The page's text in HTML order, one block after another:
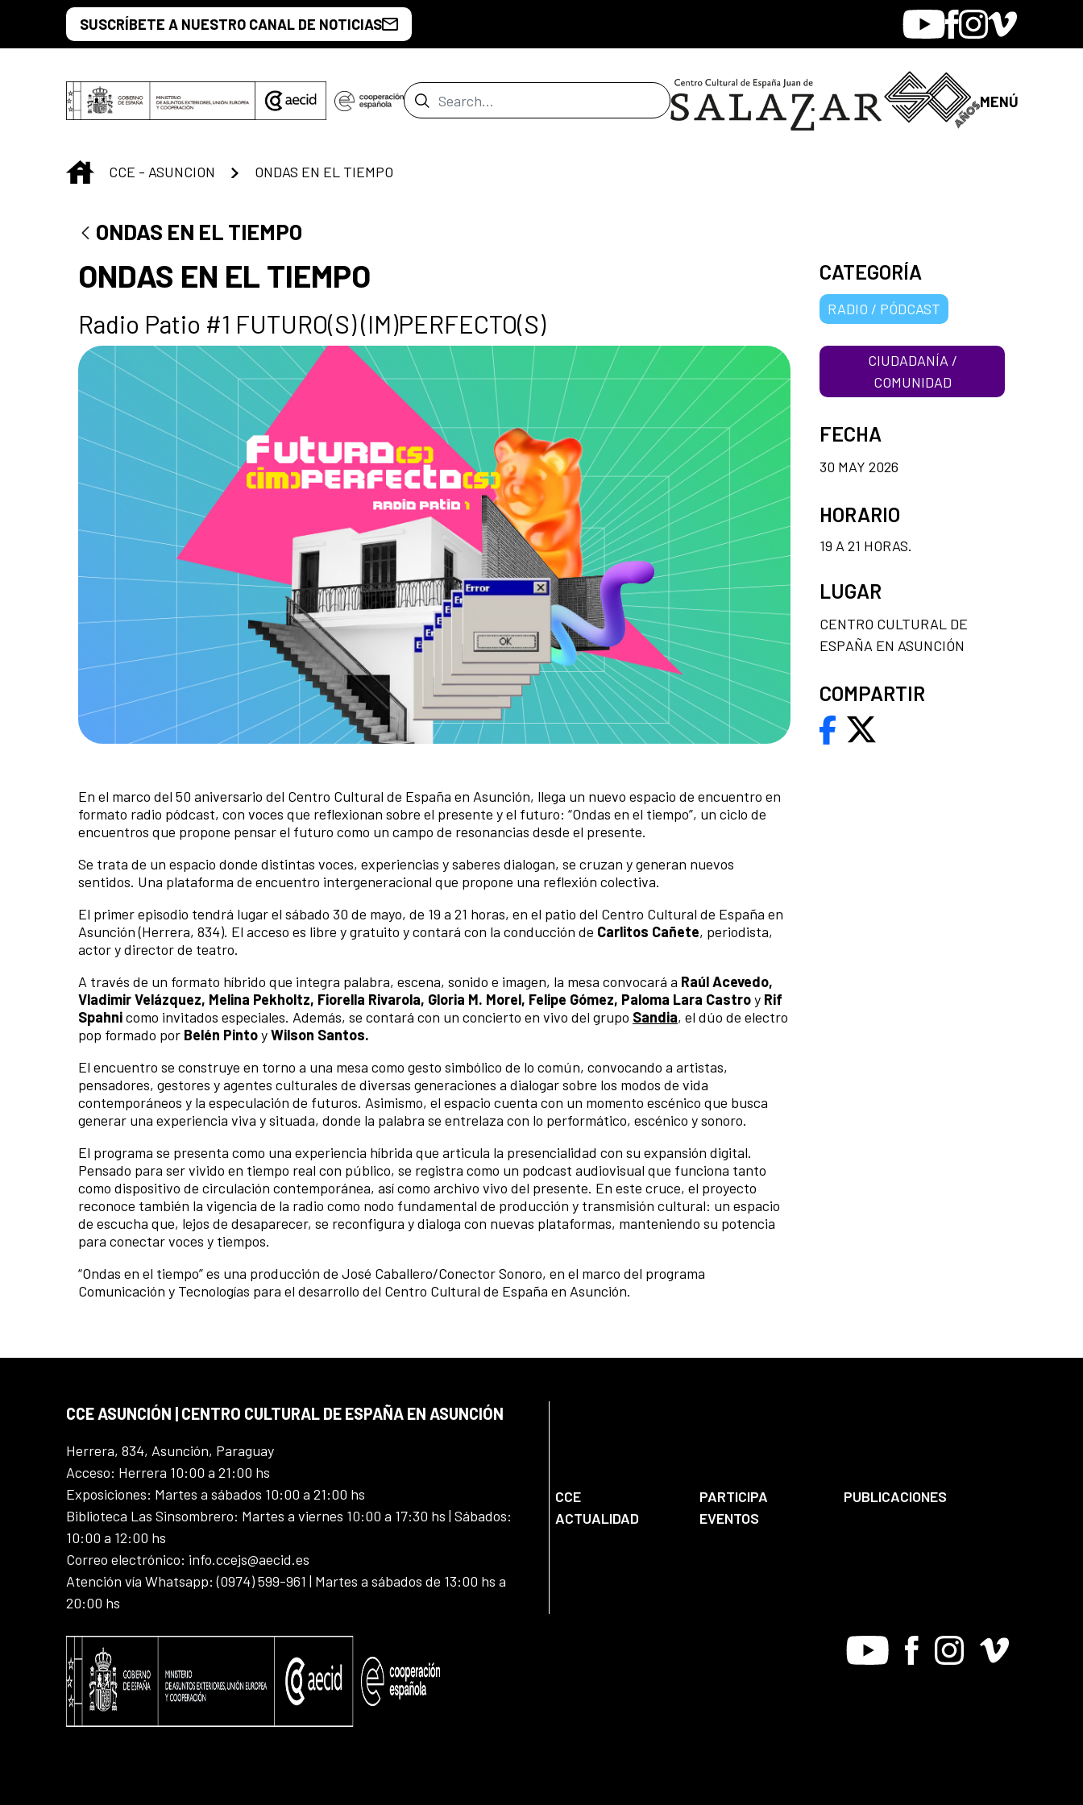
Skip to Main ContentSUSCRÍBETE A NUESTRO CANAL DE NOTICIAS YoutubeFacebook
Instagram
Vimeo
Search Bar MENÚ
INICIO
CCE - ASUNCION ONDAS EN EL TIEMPO
ONDAS EN EL TIEMPO
ONDAS EN EL TIEMPO
Radio Patio #1 FUTURO(S) (IM)PERFECTO(S)
En el marco del 50 aniversario del Centro Cultural de España en Asunción, llega un nuevo espacio de encuentro en
formato radio pódcast, con voces que reflexionan sobre el presente y el futuro: “Ondas en el tiempo”, un ciclo de
encuentros que propone pensar el futuro como un campo de resonancias desde el presente.
Se trata de un espacio donde distintas voces, experiencias y saberes dialogan, se cruzan y generan nuevos
sentidos. Una plataforma de encuentro intergeneracional que propone una reflexión colectiva.
El primer episodio tendrá lugar el sábado 30 de mayo, de 19 a 21 horas, en el patio del Centro Cultural de España en
Asunción (Herrera, 834). El acceso es libre y gratuito y contará con la conducción de Carlitos Cañete, periodista,
actor y director de teatro.
A través de un formato híbrido que integra palabra, escena, sonido e imagen, la mesa convocará a Raúl Acevedo,
Vladimir Velázquez, Melina Pekholtz, Fiorella Rivarola, Gloria M. Morel, Felipe Gómez, Paloma Lara Castroy Rif
Spahnicomo invitados especiales. Además, se contará con un concierto en vivo del grupo Sandia, el dúo de electro
pop formado por Belén PintoyWilson Santos.
El encuentro se construye en torno a una mesa como gesto simbólico de lo común, convocando a artistas,
pensadores, gestores y agentes culturales de diversas generaciones a dialogar sobre los modos de vida
contemporáneos y la especulación de futuros. Asimismo, el espacio cuenta con un momento escénico que busca
generar una experiencia viva y situada, donde la palabra se entrelaza con lo performático, escénico y sonoro.
El programa se presenta como una experiencia híbrida que articula la presencialidad con su expansión digital.
Pensado para ser vivido en tiempo real con público, se registra como un podcast audiovisual que funciona tanto
como dispositivo de circulación contemporánea, así como archivo vivo del presente. En este cruce, el proyecto
reconoce también la vigencia de la radio como nodo fundamental de producción y transmisión cultural: un espacio
de escucha que, lejos de desaparecer, se reconfigura y dialoga con nuevas plataformas, manteniendo su potencia
para conectar voces y tiempos.
“Ondas en el tiempo” es una producción de José Caballero/Conector Sonoro, en el marco del programa
Comunicación y Tecnologías para el desarrollo del Centro Cultural de España en Asunción.
CATEGORÍA
RADIO / PÓDCAST
CIUDADANÍA /
COMUNIDAD
FECHA
30 MAY 2026
HORARIO
19 A 21 HORAS.
LUGAR
CENTRO CULTURAL DE
ESPAÑA EN ASUNCIÓN
COMPARTIR
CCE ASUNCIÓN | CENTRO CULTURAL DE ESPAÑA EN ASUNCIÓN
Herrera, 834, Asunción, Paraguay
Acceso: Herrera 10:00 a 21:00 hs
Exposiciones: Martes a sábados 10:00 a 21:00 hs
Biblioteca Las Sinsombrero: Martes a viernes 10:00 a 17:30 hs | Sábados:
10:00 a 12:00 hs
Correo electrónico: info.ccejs@aecid.es
Atención vía Whatsapp: (0974) 599-961 | Martes a sábados de 13:00 hs a
20:00 hs
CCE PARTICIPA
PUBLICACIONES
ACTUALIDAD
EVENTOS
Youtube FacebookInstagram
Vimeo